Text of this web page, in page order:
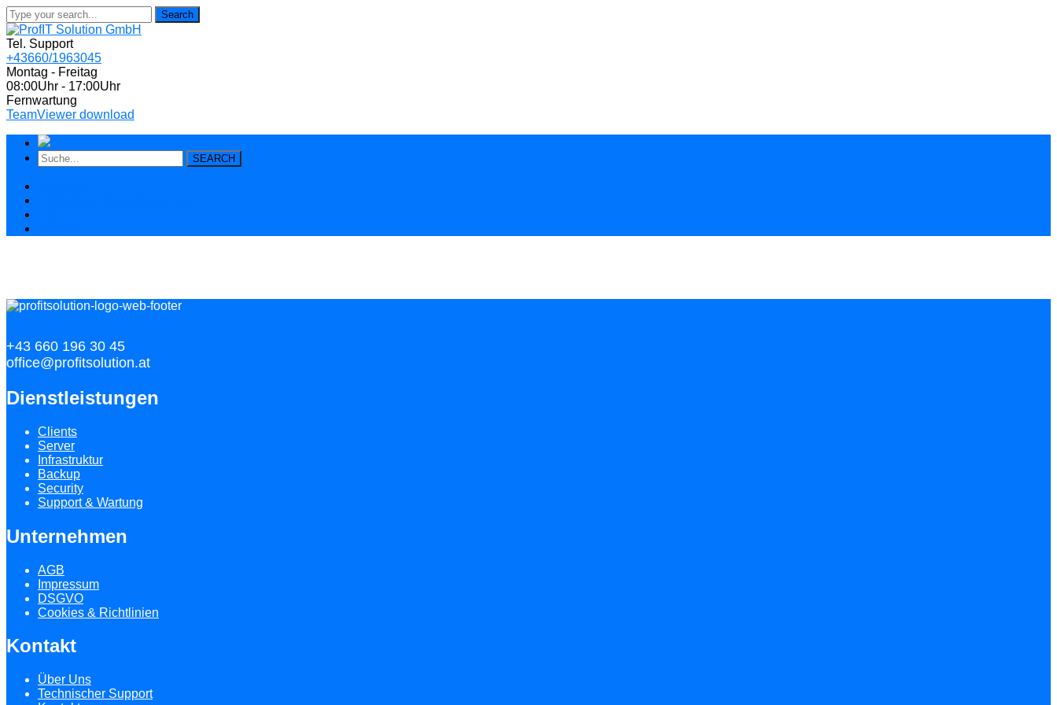
Search
Tel. Support
+43660/1963045
Montag - Freitag
08:00Uhr - 17:00Uhr
Fernwartung
TeamViewer download
SEARCH
+43 660 196 30 45
office@profitsolution.at
Dienstleistungen
Clients
Server
Infrastruktur
Backup
Security
Support & Wartung
Unternehmen
AGB
Impressum
DSGVO
Cookies & Richtlinien
Kontakt
Über Uns
Technischer Support